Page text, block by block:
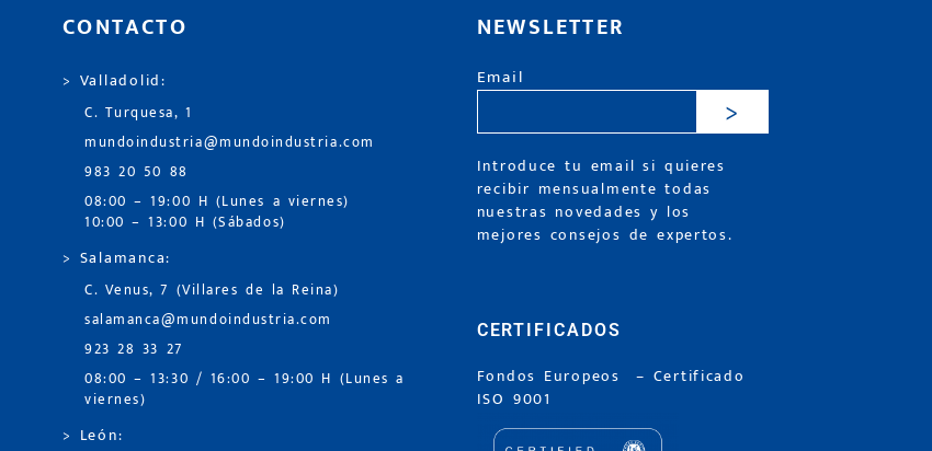
CONTACTO
> Valladolid:
C. Turquesa, 1
mundoindustria@mundoindustria.com
983 20 50 88
08:00 – 19:00 H (Lunes a viernes)
10:00 – 13:00 H (Sábados)
> Salamanca:
C. Venus, 7 (Villares de la Reina)
salamanca@mundoindustria.com
923 28 33 27
08:00 – 13:30 / 16:00 – 19:00 H (Lunes a
viernes)
> León:
NEWSLETTER
Email
>
Introduce tu email si quieres
recibir mensualmente todas
nuestras novedades y los
mejores consejos de expertos.
CERTIFICADOS
Fondos Europeos – Certificado
ISO 9001